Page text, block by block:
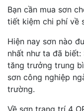
Bạn cần mua sơn
tiết kiệm chi phí về
Hiện nay sơn nào
nhất như ta đã
tăng trưởng trung
sơn công nghiệp
trường.
Về sơn trang trí 4